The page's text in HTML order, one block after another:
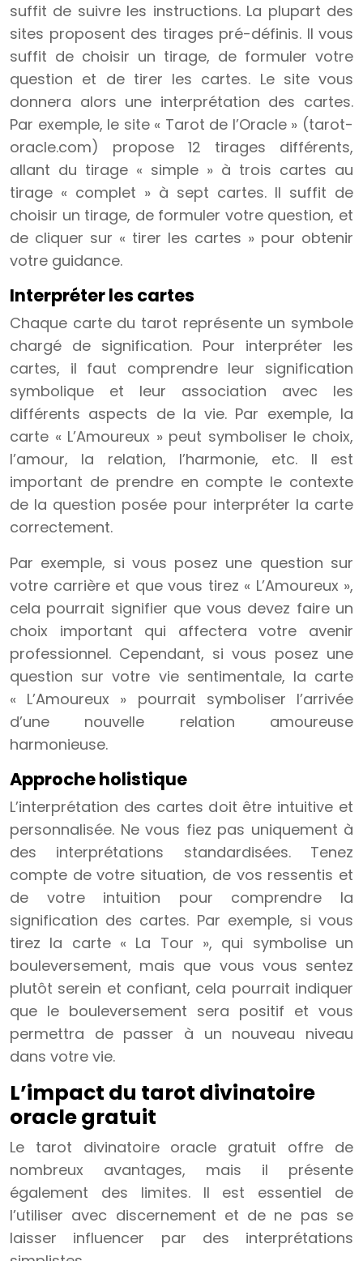
suffit de suivre les instructions. La plupart des
sites proposent des tirages pré-définis. Il vous
suffit de choisir un tirage, de formuler votre
question et de tirer les cartes. Le site vous
donnera alors une interprétation des cartes.
Par exemple, le site « Tarot de l’Oracle » (tarot-
oracle.com) propose 12 tirages différents,
allant du tirage « simple » à trois cartes au
tirage « complet » à sept cartes. Il suffit de
choisir un tirage, de formuler votre question, et
de cliquer sur « tirer les cartes » pour obtenir
votre guidance.
Interpréter les cartes
Chaque carte du tarot représente un symbole
chargé de signification. Pour interpréter les
cartes, il faut comprendre leur signification
symbolique et leur association avec les
différents aspects de la vie. Par exemple, la
carte « L’Amoureux » peut symboliser le choix,
l’amour, la relation, l’harmonie, etc. Il est
important de prendre en compte le contexte
de la question posée pour interpréter la carte
correctement.
Par exemple, si vous posez une question sur
votre carrière et que vous tirez « L’Amoureux »,
cela pourrait signifier que vous devez faire un
choix important qui affectera votre avenir
professionnel. Cependant, si vous posez une
question sur votre vie sentimentale, la carte
« L’Amoureux » pourrait symboliser l’arrivée
d’une nouvelle relation amoureuse
harmonieuse.
Approche holistique
L’interprétation des cartes doit être intuitive et
personnalisée. Ne vous fiez pas uniquement à
des interprétations standardisées. Tenez
compte de votre situation, de vos ressentis et
de votre intuition pour comprendre la
signification des cartes. Par exemple, si vous
tirez la carte « La Tour », qui symbolise un
bouleversement, mais que vous vous sentez
plutôt serein et confiant, cela pourrait indiquer
que le bouleversement sera positif et vous
permettra de passer à un nouveau niveau
dans votre vie.
L’impact du tarot divinatoire
oracle gratuit
Le tarot divinatoire oracle gratuit offre de
nombreux avantages, mais il présente
également des limites. Il est essentiel de
l’utiliser avec discernement et de ne pas se
laisser influencer par des interprétations